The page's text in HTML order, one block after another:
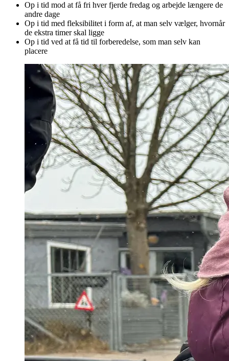
Op i tid mod at få fri hver fjerde fredag og arbejde længere de
andre dage
Op i tid med fleksibilitet i form af, at man selv vælger, hvornår
de ekstra timer skal ligge
Op i tid ved at få tid til forberedelse, som man selv kan
placere